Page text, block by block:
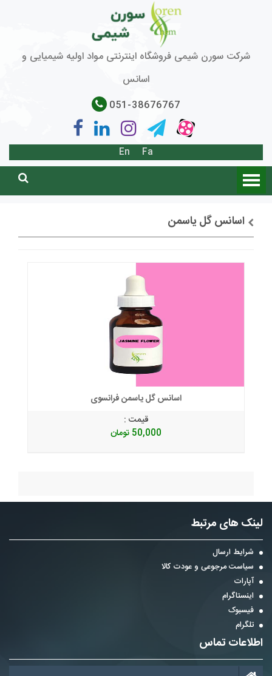
شرکت سورن شیمی فروشگاه اینترنتی مواد اولیه شیمیایی و
اسانس
051-38676767
Fa
En
اسانس گل یاسمن
اسانس گل یاسمن فرانسوی
قیمت :
50,000 تومان
لینک های مرتبط
شرایط ارسال
سیاست مرجوعی و عودت کالا
آپارات
اینستاگرام
فیسبوک
تلگرام
اطلاعات تماس